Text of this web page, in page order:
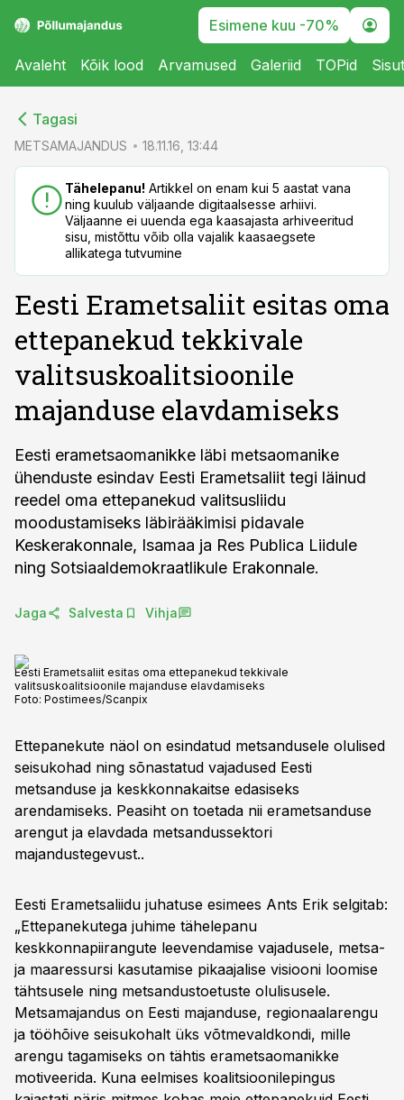
Esimene kuu -70%
Avaleht Kõik lood Arvamused Galeriid TOPid
Tagasi
METSAMAJANDUS 18.11.16, 13:44
Tähelepanu! Artikkel on enam kui 5 aastat vana
ning kuulub väljaande digitaalsesse arhiivi.
Väljaanne ei uuenda ega kaasajasta arhiveeritud
sisu, mistõttu võib olla vajalik kaasaegsete
allikatega tutvumine
Eesti Erametsaliit esitas oma
ettepanekud tekkivale
valitsuskoalitsioonile
majanduse elavdamiseks
Eesti erametsaomanikke läbi metsaomanike
ühenduste esindav Eesti Erametsaliit tegi läinud
reedel oma ettepanekud valitsusliidu
moodustamiseks läbirääkimisi pidavale
Keskerakonnale, Isamaa ja Res Publica Liidule
ning Sotsiaaldemokraatlikule Erakonnale.
Jaga Salvesta Vihja
Eesti Erametsaliit esitas oma ettepanekud tekkivale
valitsuskoalitsioonile majanduse elavdamiseks
Foto: Postimees/Scanpix
Ettepanekute näol on esindatud metsandusele olulised
seisukohad ning sõnastatud vajadused Eesti
metsanduse ja keskkonnakaitse edasiseks
arendamiseks. Peasiht on toetada nii erametsanduse
arengut ja elavdada metsandussektori
majandustegevust..
Eesti Erametsaliidu juhatuse esimees Ants Erik selgitab:
„Ettepanekutega juhime tähelepanu
keskkonnapiirangute leevendamise vajadusele, metsa-
ja maaressursi kasutamise pikaajalise visiooni loomise
tähtsusele ning metsandustoetuste olulisusele.
Metsamajandus on Eesti majanduse, regionaalarengu
ja tööhõive seisukohalt üks võtmevaldkondi, mille
arengu tagamiseks on tähtis erametsaomanikke
motiveerida. Kuna eelmises koalitsioonilepingus